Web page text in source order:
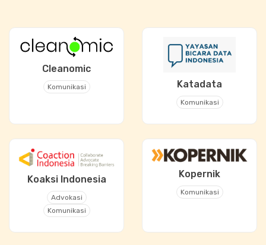
Cleanomic
Komunikasi Katadata
Komunikasi
Koaksi Indonesia
Advokasi
Komunikasi
Kopernik
Komunikasi